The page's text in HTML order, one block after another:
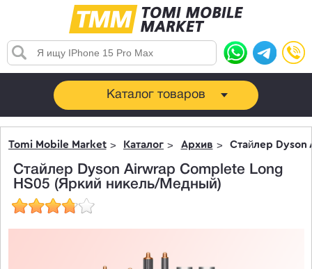
Каталог товаров
Tomi Mobile Market Каталог Архив Стайлер
Стайлер Dyson Airwrap Complete Long
HS05 (Яркий никель/Медный)